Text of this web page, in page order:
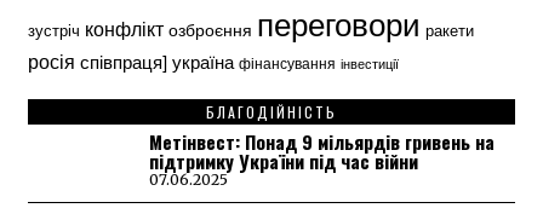
зустріч конфлікт озброєння переговори ракети
росія співпраця] україна фінансування інвестиції
БЛАГОДІЙНІСТЬ
Метінвест: Понад 9 мільярдів гривень на
підтримку України під час війни
07.06.2025